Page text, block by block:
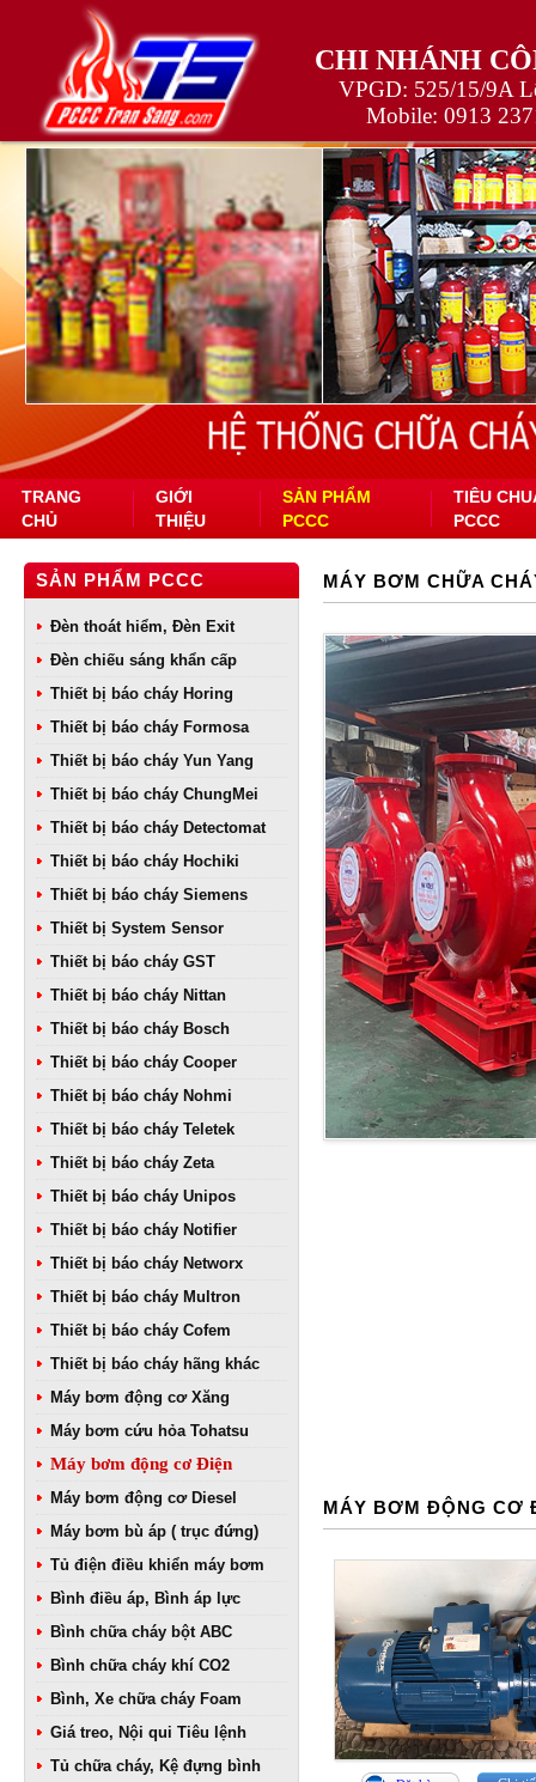
CHI NHÁNH
VPGD: 525/15/9A
Mobile: 0913
TRANG
CHỦ
GIỚI
THIỆU
SẢN PHẨM
PCCC
TIÊU
PCCC
SẢN PHẨM PCCC
Đèn thoát hiểm, Đèn Exit
Đèn chiếu sáng khẩn cấp
Thiết bị báo cháy Horing
Thiết bị báo cháy Formosa
Thiết bị báo cháy Yun Yang
Thiết bị báo cháy ChungMei
Thiết bị báo cháy Detectomat
Thiết bị báo cháy Hochiki
Thiết bị báo cháy Siemens
Thiết bị System Sensor
Thiết bị báo cháy GST
Thiết bị báo cháy Nittan
Thiết bị báo cháy Bosch
Thiết bị báo cháy Cooper
Thiết bị báo cháy Nohmi
Thiết bị báo cháy Teletek
Thiết bị báo cháy Zeta
Thiết bị báo cháy Unipos
Thiết bị báo cháy Notifier
Thiết bị báo cháy Networx
Thiết bị báo cháy Multron
Thiết bị báo cháy Cofem
Thiết bị báo cháy hãng khác
Máy bơm động cơ Xăng
Máy bơm cứu hỏa Tohatsu
Máy bơm động cơ Điện
Máy bơm động cơ Diesel
Máy bơm bù áp ( trục đứng)
Tủ điện điều khiển máy bơm
Bình điều áp, Bình áp lực
Bình chữa cháy bột ABC
Bình chữa cháy khí CO2
Bình, Xe chữa cháy Foam
Giá treo, Nội qui Tiêu lệnh
Tủ chữa cháy, Kệ đựng bình
MÁY BƠM CHỮA
MÁY BƠM ĐỘNG CƠ